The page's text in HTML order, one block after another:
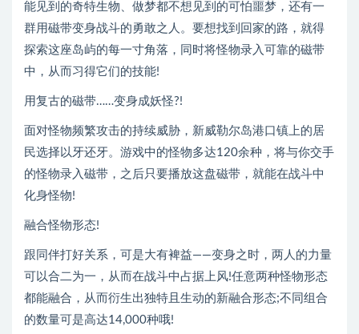
能见到的奇特生物、做梦都不想见到的可怕噩梦，还有一
群用磁带变身战斗的勇敢之人。要想找到回家的路，就得
探索这座岛屿的每一寸角落，同时将怪物录入可靠的磁带
中，从而习得它们的技能!
用复古的磁带……变身成妖怪?!
面对怪物频繁攻击的持续威胁，新威勒尔岛港口镇上的居
民选择以牙还牙。游戏中的怪物多达120余种，将与你交手
的怪物录入磁带，之后只要播放这盘磁带，就能在战斗中
化身怪物!
融合怪物形态!
跟同伴打好关系，可是大有裨益——变身之时，两人的力量
可以合二为一，从而在战斗中占据上风!任意两种怪物形态
都能融合，从而衍生出独特且生动的新融合形态;不同组合
的数量可是高达14,000种哦!